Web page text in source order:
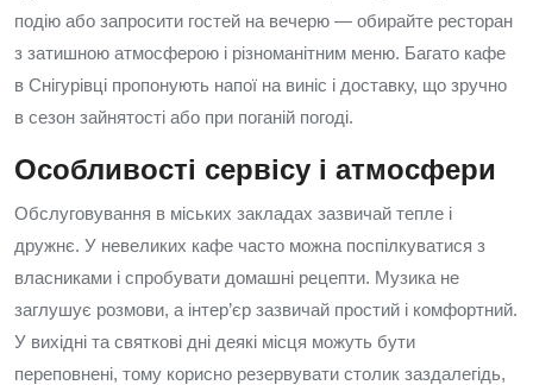
подію або запросити гостей на вечерю — обирайте ресторан
з затишною атмосферою і різноманітним меню. Багато кафе
в Снігурівці пропонують напої на виніс і доставку, що зручно
в сезон зайнятості або при поганій погоді.
Особливості сервісу і атмосфери
Обслуговування в міських закладах зазвичай тепле і
дружнє. У невеликих кафе часто можна поспілкуватися з
власниками і спробувати домашні рецепти. Музика не
заглушує розмови, а інтер’єр зазвичай простий і комфортний.
У вихідні та святкові дні деякі місця можуть бути
переповнені, тому корисно резервувати столик заздалегідь,